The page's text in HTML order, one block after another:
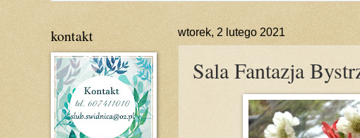
wtorek, 2 lutego 2021
Sala Fantazja
kontakt